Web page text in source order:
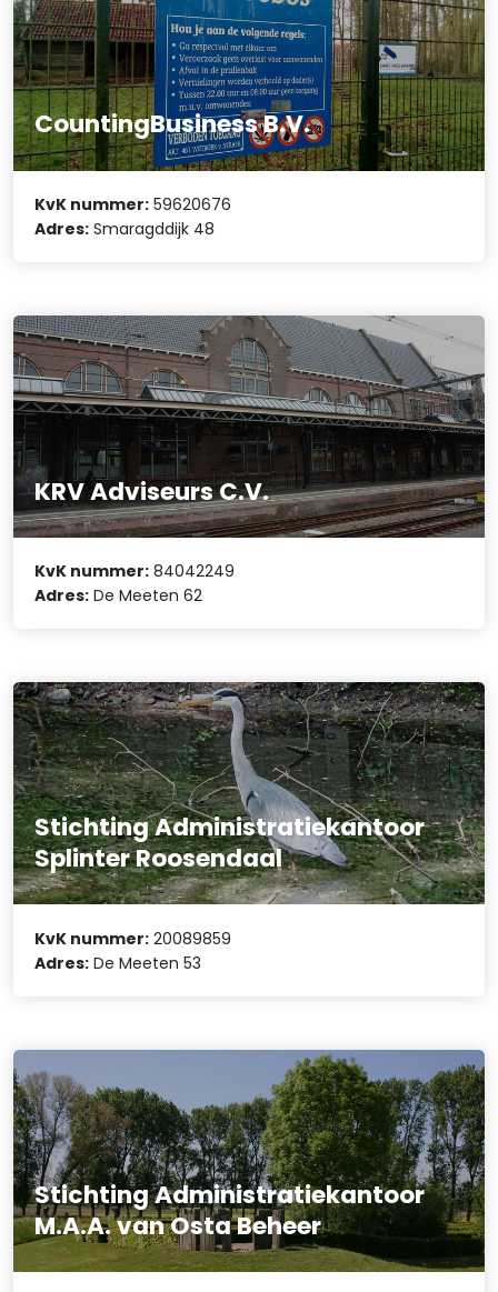
CountingBusiness B.V.
KvK nummer: 59620676
Adres: Smaragddijk 48
KRV Adviseurs C.V.
KvK nummer: 84042249
Adres: De Meeten 62
Stichting Administratiekantoor
Splinter Roosendaal
KvK nummer: 20089859
Adres: De Meeten 53
Stichting Administratiekantoor
M.A.A. van Osta Beheer